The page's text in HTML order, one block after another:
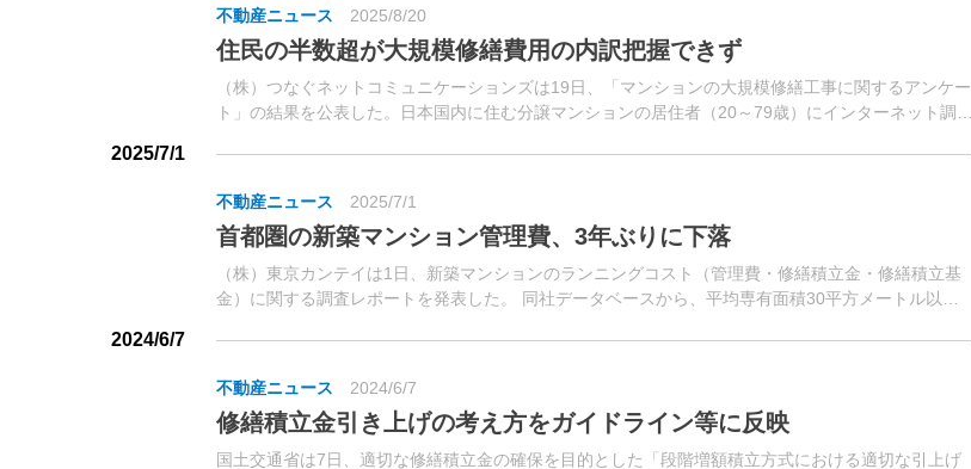
不動産ニュース 2025/8/20
住民の半数超が大規模修繕費用の内訳把握できず
（株）つなぐネットコミュニケーションズは19日、「マンションの大規模修繕工事に関するアンケー
ト」の結果を公表した。日本国内に住む分譲マンションの居住者（20～79歳）にインターネット調査
2025/7/1
不動産ニュース 2025/7/1
首都圏の新築マンション管理費、3年ぶりに下落
（株）東京カンテイは1日、新築マンションのランニングコスト（管理費・修繕積立金・修繕積立基
金）に関する調査レポートを発表した。 同社データベースから、平均専有面積30平方メートル以上
2024/6/7
不動産ニュース 2024/6/7
修繕積立金引き上げの考え方をガイドライン等に反映
国土交通省は7日、適切な修繕積立金の確保を目的とした「段階増額積立方式における適切な引上げ